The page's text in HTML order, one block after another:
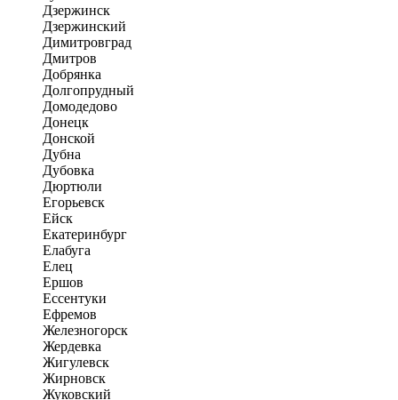
Дзержинск
Дзержинский
Димитровград
Дмитров
Добрянка
Долгопрудный
Домодедово
Донецк
Донской
Дубна
Дубовка
Дюртюли
Егорьевск
Ейск
Екатеринбург
Елабуга
Елец
Ершов
Ессентуки
Ефремов
Железногорск
Жердевка
Жигулевск
Жирновск
Жуковский